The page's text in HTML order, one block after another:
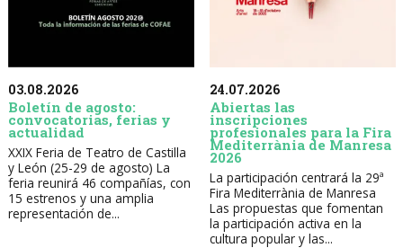
03.08.2026
Boletín de agosto:
convocatorias, ferias y
actualidad
XXIX Feria de Teatro de Castilla
y León (25-29 de agosto) La
feria reunirá 46 compañías, con
15 estrenos y una amplia
representación de...
24.07.2026
Abiertas las
inscripciones
profesionales para la Fira
Mediterrània de Manresa
2026
La participación centrará la 29ª
Fira Mediterrània de Manresa
Las propuestas que fomentan
la participación activa en la
cultura popular y las...